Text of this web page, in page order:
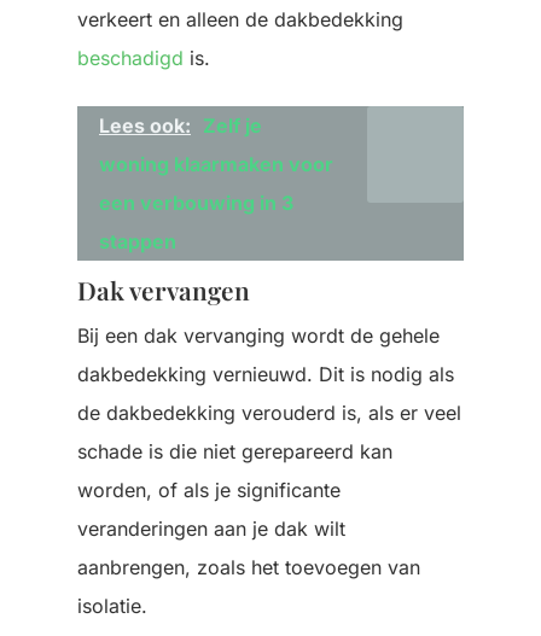
verkeert en alleen de dakbedekking
beschadigd is.
Lees ook: Zelf je
woning klaarmaken voor
een verbouwing in 3
stappen
Dak vervangen
Bij een dak vervanging wordt de gehele
dakbedekking vernieuwd. Dit is nodig als
de dakbedekking verouderd is, als er veel
schade is die niet gerepareerd kan
worden, of als je significante
veranderingen aan je dak wilt
aanbrengen, zoals het toevoegen van
isolatie.